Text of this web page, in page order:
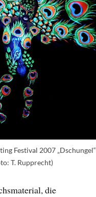
Festival 2007 „Dschungel“
T. Rupprecht)
die